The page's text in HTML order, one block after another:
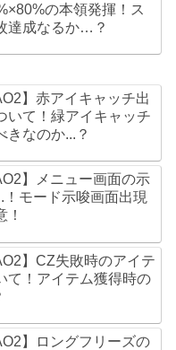
の本領発揮！ス
達成なるか…？
】赤アイキャッチ出
いて！緑アイキャッチ
きなのか...？
】メニュー画面の示
！モード示唆画面出現
！
】CZ失敗時のアイテ
て！アイテム獲得時の
】ロングフリーズの